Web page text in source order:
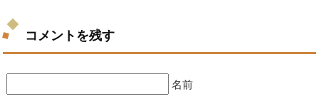
コメントを残す
名前